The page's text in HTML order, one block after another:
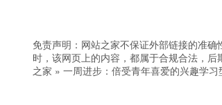
免责声明：网站之家不保证外部链接的准
时，该网页上的内容，都属于合规合法，
之家 » 一周进步：倍受青年喜爱的兴趣学习